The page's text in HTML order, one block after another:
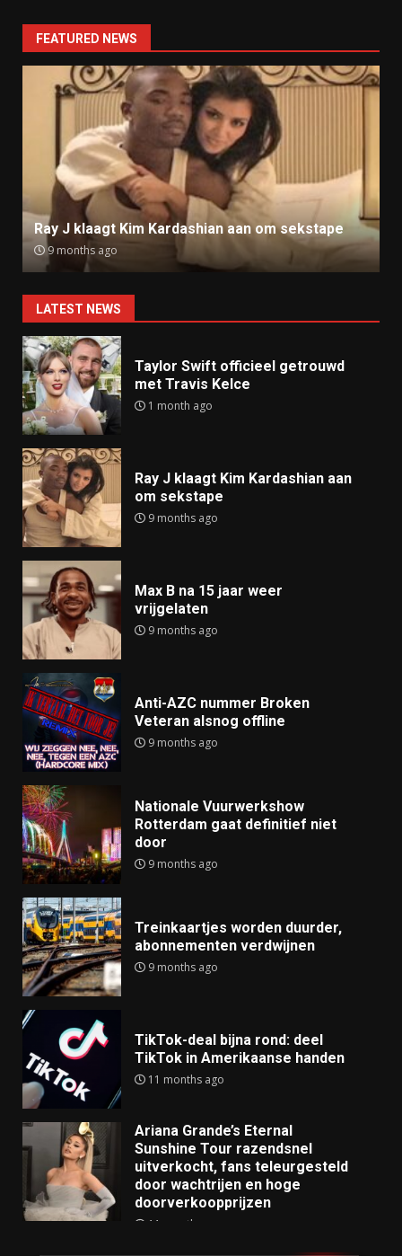
FEATURED NEWS
Ray J klaagt Kim Kardashian aan om sekstape
9 months ago
LATEST NEWS
Taylor Swift officieel getrouwd
met Travis Kelce
1 month ago
Ray J klaagt Kim Kardashian aan
om sekstape
9 months ago
Max B na 15 jaar weer
vrijgelaten
9 months ago
Anti-AZC nummer Broken
Veteran alsnog offline
9 months ago
Nationale Vuurwerkshow
Rotterdam gaat definitief niet
door
9 months ago
Treinkaartjes worden duurder,
abonnementen verdwijnen
9 months ago
TikTok-deal bijna rond: deel
TikTok in Amerikaanse handen
11 months ago
Ariana Grande’s Eternal
Sunshine Tour razendsnel
uitverkocht, fans teleurgesteld
door wachtrijen en hoge
doorverkoopprijzen
11 months ago